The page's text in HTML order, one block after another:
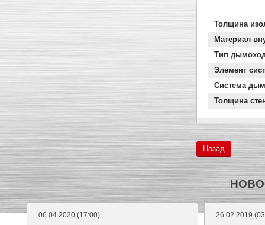
Толщина
Материал
Тип
Элемент
Система
Толщина
Назад
06.04.2020 (17:00) 26.02.2019